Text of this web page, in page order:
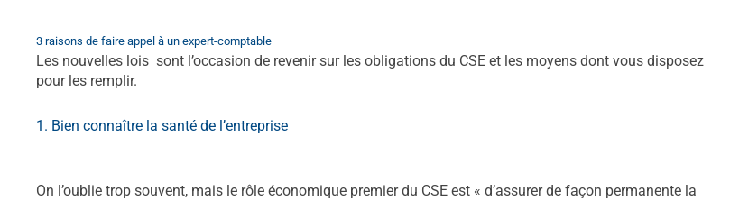
3 raisons de faire appel à un expert-comptable
Les nouvelles lois sont l’occasion de revenir sur les obligations du CSE et les moyens dont vous disposez
pour les remplir.
1. Bien connaître la santé de l’entreprise
On l’oublie trop souvent, mais le rôle économique premier du CSE est « d’assurer de façon permanente la